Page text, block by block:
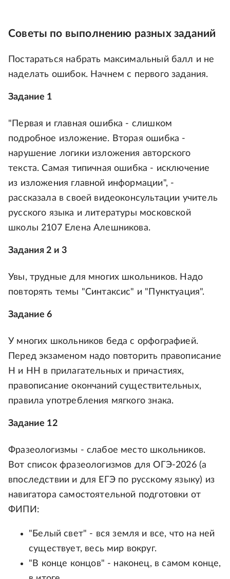
Советы по выполнению разных заданий
Постараться набрать максимальный балл и не
наделать ошибок. Начнем с первого задания.
Задание 1
"Первая и главная ошибка - слишком
подробное изложение. Вторая ошибка -
нарушение логики изложения авторского
текста. Самая типичная ошибка - исключение
из изложения главной информации", -
рассказала в своей видеоконсультации учитель
русского языка и литературы московской
школы 2107 Елена Алешникова.
Задания 2 и 3
Увы, трудные для многих школьников. Надо
повторять темы "Синтаксис" и "Пунктуация".
Задание 6
У многих школьников беда с орфографией.
Перед экзаменом надо повторить правописание
Н и НН в прилагательных и причастиях,
правописание окончаний существительных,
правила употребления мягкого знака.
Задание 12
Фразеологизмы - слабое место школьников.
Вот список фразеологизмов для ОГЭ-2026 (а
впоследствии и для ЕГЭ по русскому языку) из
навигатора самостоятельной подготовки от
ФИПИ:
"Белый свет" - вся земля и все, что на ней
существует, весь мир вокруг.
"В конце концов" - наконец, в самом конце,